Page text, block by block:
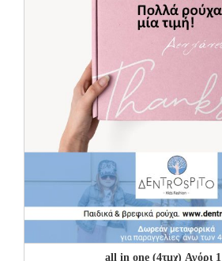
all in one (4τμχ) Αγόρι 1